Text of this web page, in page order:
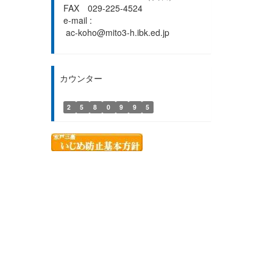
FAX 029-225-4524
e-mail :
ac-koho@mito3-h.ibk.ed.jp
カウンター
2 5 8 0 9 9 5